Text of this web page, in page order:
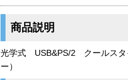
商品説明
光学式 USB&PS/2 クールスタ
ー）